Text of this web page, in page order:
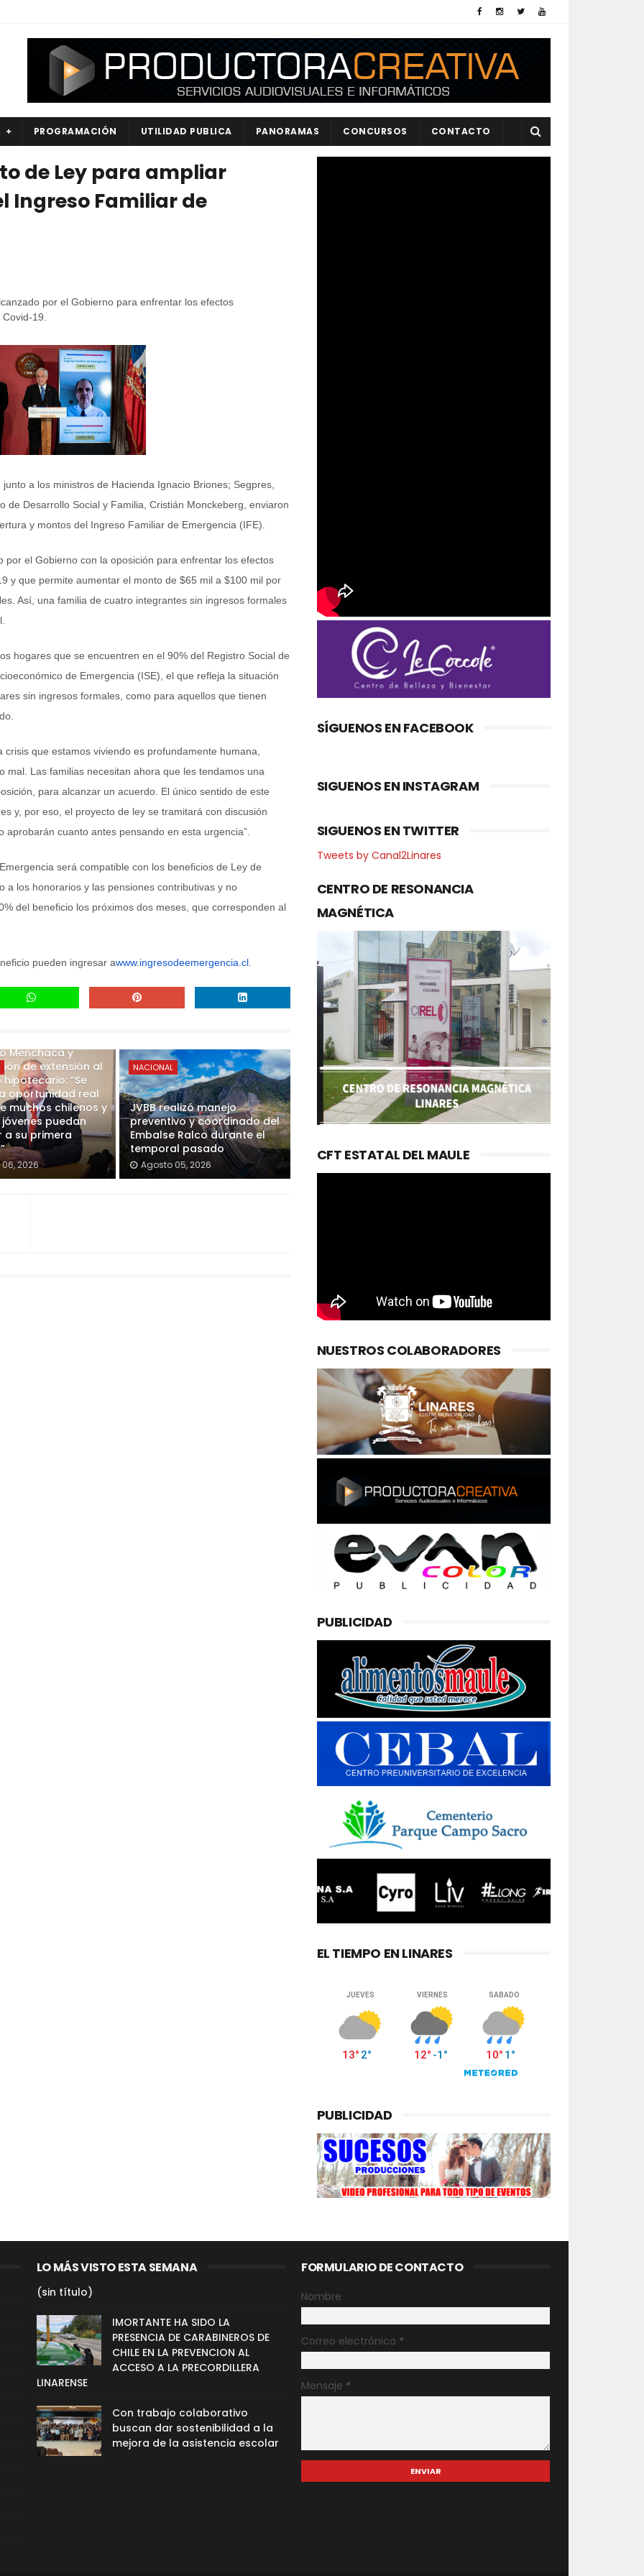
PROGRAMACIÓN UTILIDAD PUBLICA PANORAMAS CONCURSOS CONTACTO
de Ley para ampliar
Ingreso Familiar de
por el Gobierno para enfrentar los efectos
19.
a los ministros de Hacienda Ignacio Briones; Segpres,
de Desarrollo Social y Familia, Cristián Monckeberg, enviaron
y montos del Ingreso Familiar de Emergencia (IFE).
por el Gobierno con la oposición para enfrentar los efectos
y que permite aumentar el monto de $65 mil a $100 mil por
Así, una familia de cuatro integrantes sin ingresos formales
hogares que se encuentren en el 90% del Registro Social de
de Emergencia (ISE), el que refleja la situación
sin ingresos formales, como para aquellos que tienen
que estamos viviendo es profundamente humana,
mal. Las familias necesitan ahora que les tendamos una
para alcanzar un acuerdo. El único sentido de este
y, por eso, el proyecto de ley se tramitará con discusión
cuanto antes pensando en esta urgencia”.
será compatible con los beneficios de Ley de
a los honorarios y las pensiones contributivas y no
del beneficio los próximos dos meses, que corresponden al
pueden ingresar awww.ingresodeemergencia.cl.
Menchaca y
de extensión al
hipotecario: “Se
oportunidad real
muchos chilenos y
puedan
a su primera
2026
NACIONAL
JVBB realizó manejo
preventivo y coordinado del
Embalse Ralco durante el
temporal pasado
Agosto 05, 2026
SÍGUENOS EN FACEBOOK
SIGUENOS EN INSTAGRAM
SIGUENOS EN TWITTER
Tweets by Canal2Linares
CENTRO DE RESONANCIA
MAGNÉTICA
CFT ESTATAL DEL MAULE
NUESTROS COLABORADORES
PUBLICIDAD
EL TIEMPO EN LINARES
PUBLICIDAD
LO MÁS VISTO ESTA SEMANA
(sin título)
IMORTANTE HA SIDO LA
PRESENCIA DE CARABINEROS DE
CHILE EN LA PREVENCION AL
ACCESO A LA PRECORDILLERA
LINARENSE
Con trabajo colaborativo
buscan dar sostenibilidad a la
mejora de la asistencia escolar
FORMULARIO DE CONTACTO
Nombre
Correo electrónico *
Mensaje *